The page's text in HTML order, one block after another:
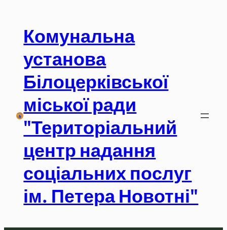
вмістуКомунальна
установа
Білоцерківської
міської ради
"Територіальний
центр надання
соціальних послуг
ім. Петера Новотні"